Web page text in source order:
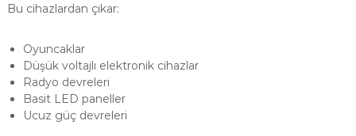
Bu cihazlardan çıkar:
Oyuncaklar
Düşük voltajlı elektronik cihazlar
Radyo devreleri
Basit LED paneller
Ucuz güç devreleri